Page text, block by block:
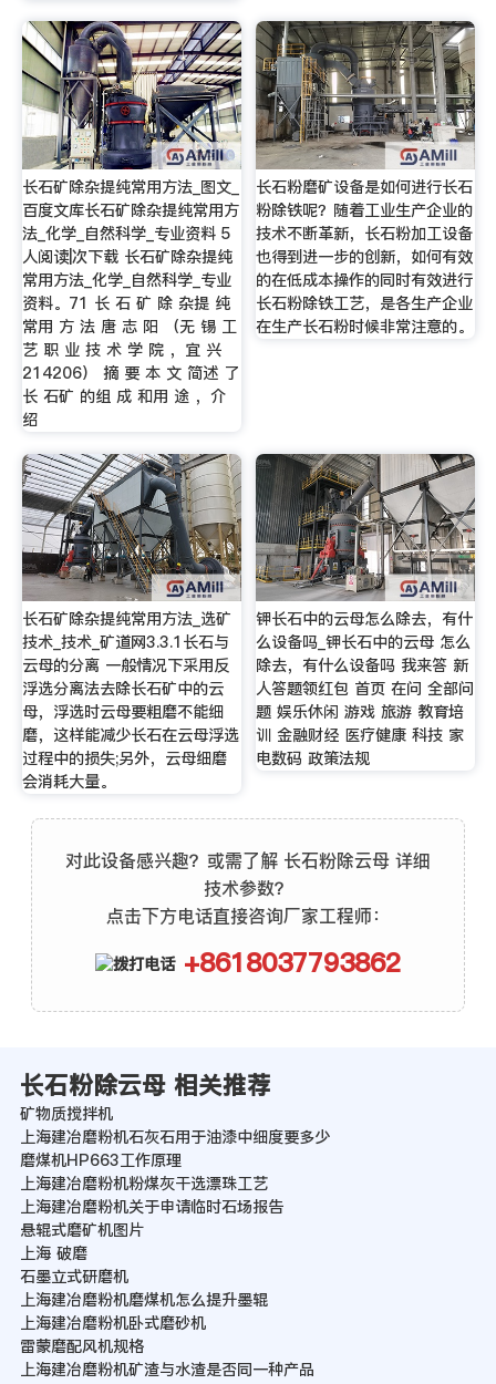
长石矿除杂提纯常用方法_图文_
百度文库长石矿除杂提纯常用方
法_化学_自然科学_专业资料 5
人阅读|次下载 长石矿除杂提纯
常用方法_化学_自然科学_专业
资料。71 长 石 矿 除 杂提 纯
常用 方 法 唐 志 阳 （无 锡 工
艺 职 业 技 术 学 院 ，宜 兴
214206） 摘 要 本 文 简述 了
长 石矿 的组 成 和用 途 ，介
绍
长石粉磨矿设备是如何进行长石
粉除铁呢？随着工业生产企业的
技术不断革新，长石粉加工设备
也得到进一步的创新，如何有效
的在低成本操作的同时有效进行
长石粉除铁工艺，是各生产企业
在生产长石粉时候非常注意的。
长石矿除杂提纯常用方法_选矿
技术_技术_矿道网3.3.1长石与
云母的分离 一般情况下采用反
浮选分离法去除长石矿中的云
母，浮选时云母要粗磨不能细
磨，这样能减少长石在云母浮选
过程中的损失;另外，云母细磨
会消耗大量。
钾长石中的云母怎么除去，有什
么设备吗_钾长石中的云母 怎么
除去，有什么设备吗 我来答 新
人答题领红包 首页 在问 全部问
题 娱乐休闲 游戏 旅游 教育培
训 金融财经 医疗健康 科技 家
电数码 政策法规
对此设备感兴趣？或需了解 长石粉除云母 详细
技术参数？
点击下方电话直接咨询厂家工程师：
+8618037793862
长石粉除云母 相关推荐
矿物质搅拌机
上海建冶磨粉机石灰石用于油漆中细度要多少
磨煤机HP663工作原理
上海建冶磨粉机粉煤灰干选漂珠工艺
上海建冶磨粉机关于申请临时石场报告
悬辊式磨矿机图片
上海 破磨
石墨立式研磨机
上海建冶磨粉机磨煤机怎么提升墨辊
上海建冶磨粉机卧式磨砂机
雷蒙磨配风机规格
上海建冶磨粉机矿渣与水渣是否同一种产品